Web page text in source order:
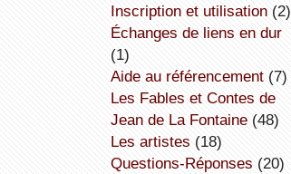
inscription et utilisation(2)
échanges de liens en dur
(1)
aide au référencement(7)
Les Fables et Contes de
Jean de La Fontaine(48)
Les artistes (18)
Questions-Réponses (20)